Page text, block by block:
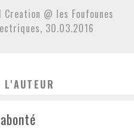
Creation @ les Foufounes
30.03.2016
L'AUTEUR